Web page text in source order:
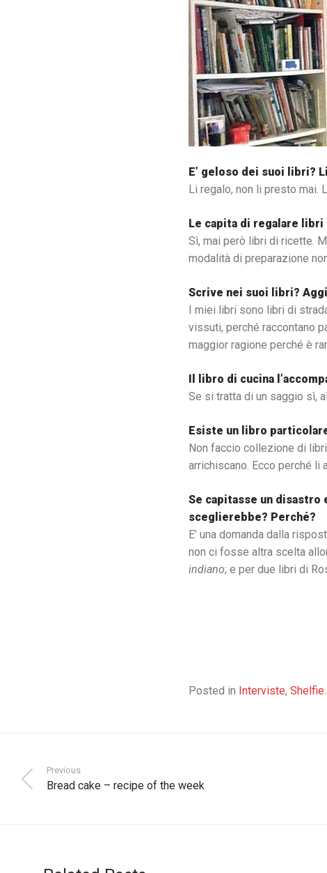
E’ geloso dei suoi libri?
Li regalo, non li presto mai.
Le capita di regalare libri
Sì, mai però libri di ricette.
modalità di preparazione
Scrive nei suoi libri?
I miei libri sono libri di
vissuti, perché raccontano
maggior ragione perché è
Il libro di cucina
Se si tratta di un saggio sì,
Esiste un libro
Non faccio collezione di
arrichiscano. Ecco perché li
Se capitasse un
sceglierebbe? Perché?
E’ una domanda dalla
non ci fosse altra scelta
indiano; e per due libri di
Posted in Interviste, Shelfie.
Previous
Bread cake – recipe of the week